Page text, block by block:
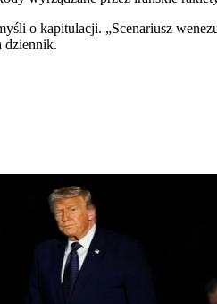
o kapitulacji. „Scenariusz
dziennik.